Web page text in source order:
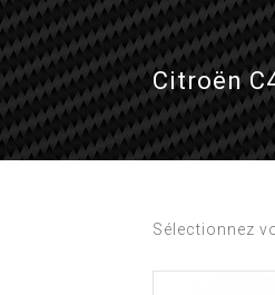
Citroën
Sélectionnez